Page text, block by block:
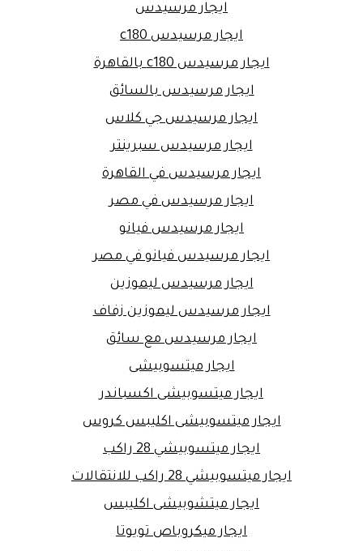
ايجار مرسيدس
ايجار مرسيدس c180
ايجار مرسيدس c180 بالقاهرة
ايجار مرسيدس بالسائق
ايجار مرسيدس جي كلاس
ايجار مرسيدس سبرينتر
ايجار مرسيدس في القاهرة
ايجار مرسيدس في مصر
ايجار مرسيدس فيانو
ايجار مرسيدس فيانو في مصر
ايجار مرسيدس ليموزين
ايجار مرسيدس ليموزين زفاف
ايجار مرسيدس مع سائق
ايجار ميتسوبيشى
ايجار ميتسوبيشى اكسباندر
ايجار ميتسوبيشى اكليبس كروس
ايجار ميتسوبيشي 28 راكب
ايجار ميتسوبيشي 28 راكب للانتقالات
ايجار ميتشوبيشى اكليبس
ايجار ميكروباص تويوتا